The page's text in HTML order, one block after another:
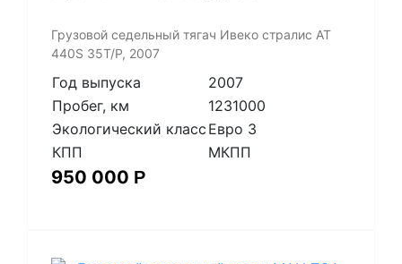
Грузовой седельный тягач Ивеко стралис АТ
440S 35T/P, 2007
Год выпуска
2007
Пробег, км
1231000
Экологический класс Евро 3
КПП
МКПП
950 000 Р